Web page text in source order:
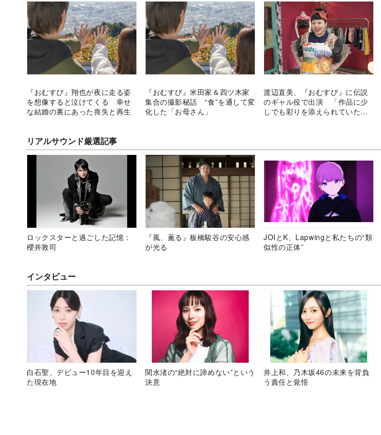
『おむすび』翔也が夜に走る姿
を想像すると泣けてくる 幸せ
な結婚の裏にあった喪失と再生
『おむすび』米田家＆四ツ木家
集合の撮影秘話 “食”を通して変
化した「お母さん」
渡辺直美、『おむすび』に伝説
のギャル役で出演 「作品に少
しでも彩りを添えられていた
リアルサウンド厳選記事
ロックスターと過ごした記憶：
櫻井敦司
『風、薫る』板橋駿谷の安心感
が光る
JOIとK、Lapwingと私たちの“類
似性の正体”
インタビュー
白石聖、デビュー10年目を迎え
た現在地
関水渚の“絶対に諦めない”という
決意
井上和、乃木坂46の未来を背負
う責任と覚悟